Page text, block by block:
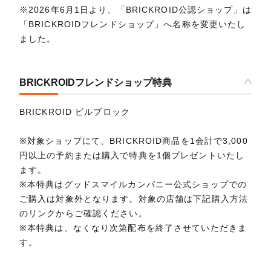
※2026年6月1日より、「BRICKROID公認ショップ」は
「BRICKROIDフレンドショップ」へ名称を変更いたし
ました。
BRICKROIDフレンドショップ特典
BRICKROID ビルブロック
※対象ショップにて、BRICKROID商品を1会計で3,000
円以上の予約または購入で特典を1個プレゼントいたし
ます。
※本特典はグッドスマイルカンパニー公式ショップでの
ご購入は対象外となります。対象の店舗は下記購入方法
のリンクからご確認ください。
※本特典は、なくなり次第配布を終了させていただきま
す。